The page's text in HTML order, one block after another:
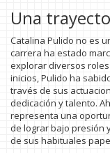
Una
Catalina Pulido no es
carrera ha estado
explorar diversos
inicios, Pulido ha
través de sus
dedicación y talento.
representa una
de lograr bajo presión
de sus habituales